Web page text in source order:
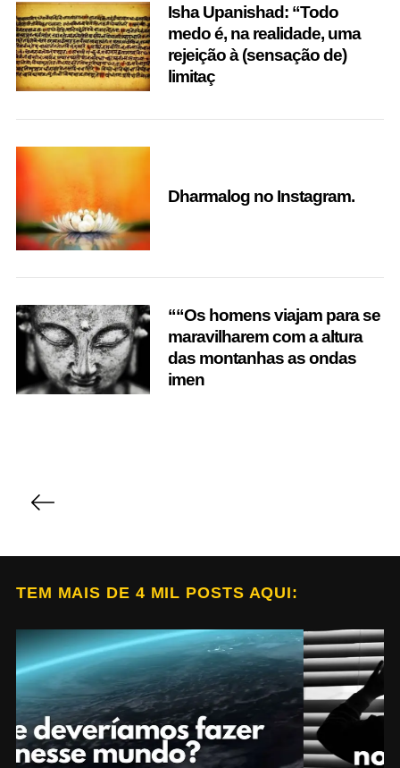
Isha Upanishad: “Todo
medo é, na realidade, uma
rejeição à (sensação de)
limitaç
Dharmalog no Instagram.
““Os homens viajam para se
maravilharem com a altura
das montanhas as ondas
imen
s
a
g
i
n
a
t
TEM MAIS DE 4 MIL POSTS AQUI:
S
e
a
r
c